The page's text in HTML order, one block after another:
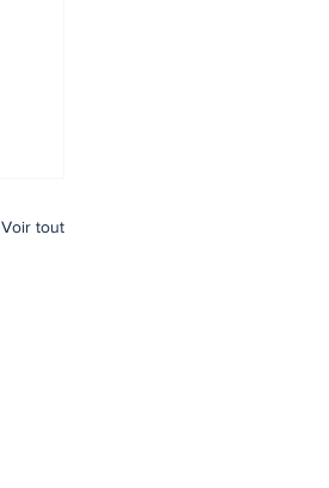
Voir tout